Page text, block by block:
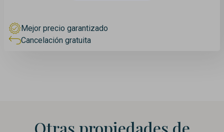
Mejor precio garantizado
Cancelación gratuita